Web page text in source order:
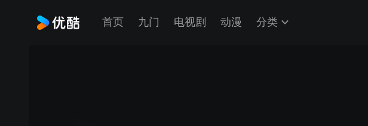
首页 九门 电视剧 动漫 分类